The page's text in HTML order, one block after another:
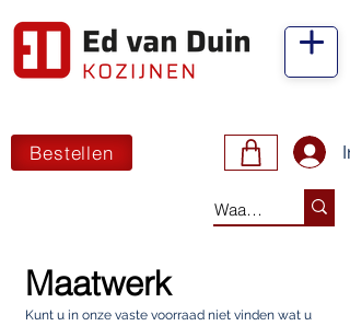
Bestellen
Maatwerk
Kunt u in onze vaste voorraad niet vinden wat u